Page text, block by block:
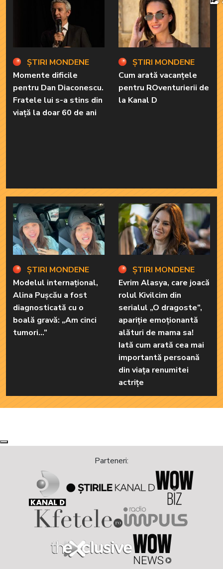
ȘTIRI MONDENE
Momente dificile
pentru Dan Diaconescu.
Fratele lui s-a stins din
viață la doar 60 de ani
ȘTIRI MONDENE
Modelul internațional,
Alina Pușcău a fost
diagnosticată cu o
boală gravă: „Am cinci
tumori...”
ȘTIRI MONDENE
Cum arată vacanțele
pentru ROventurierii de
la Kanal D
ȘTIRI MONDENE
Evrim Alasya, care joacă
rolul Kivilcim din
serialul „O dragoste”,
apariție emoționantă
alături de mama sa!
Iată cum arată cea mai
importantă persoană
din viața renumitei
actrițe
Next
Previous
Parteneri: